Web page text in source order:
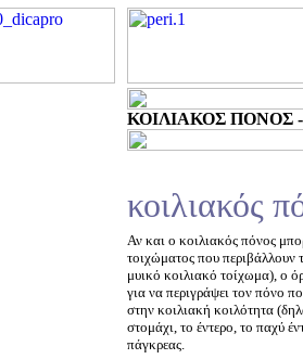
ΚΟΙΛΙΑΚΟΣ ΠΟΝΟΣ -
κοιλιακός
Αν και ο κοιλιακός πόνος
τοιχώματος που περιβάλλουν
μυικό κοιλιακό τοίχωμα), ο
για να περιγράψει τον πόνο
στην κοιλιακή κοιλότητα
στομάχι, το έντερο, το παχύ
πάγκρεας.